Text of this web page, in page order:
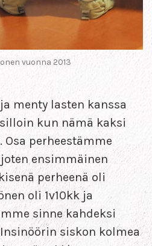
vuonna 2013
menty lasten kanssa
kun nämä kaksi
perheestämme
ensimmäinen
perheenä oli
oli 1v10kk ja
sinne kahdeksi
siskon kolmea